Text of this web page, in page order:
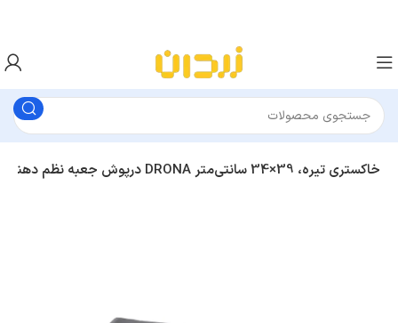
درپوش جعبه نظم‌ دهنده ایکیا DRONA خاکستری تیره، 39×34 سانتی‌متر